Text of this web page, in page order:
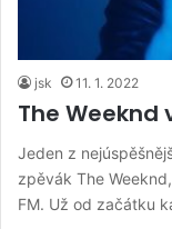
jsk 11. 1. 2022
The Weeknd
Jeden z
zpěvák The
FM. Už od začátku